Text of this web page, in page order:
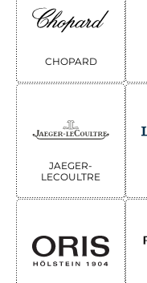
CHOPARD
JAEGER-
LECOULTRE